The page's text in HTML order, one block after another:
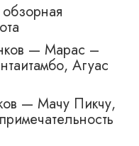
— Марас –
Агуас
— Мачу Пикчу,